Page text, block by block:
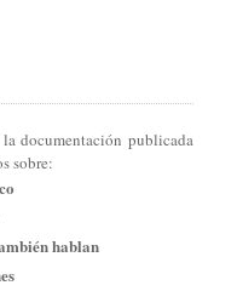
documentación publicada
sobre:
hablan